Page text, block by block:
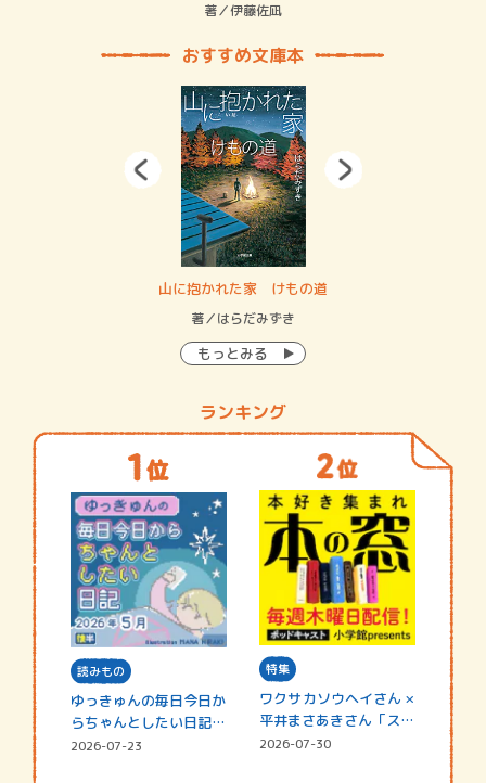
著／伊藤佐凪
おすすめ文庫本
山に抱かれた家 けもの道
著／はらだみずき
もっとみる
ランキング
読みもの
ゆっきゅんの毎日今日か
らちゃんとしたい日記
☆202…
2026-07-23
特集
ワクサカソウヘイさん ×
平井まさあきさん「スペ
シャ…
2026-07-30